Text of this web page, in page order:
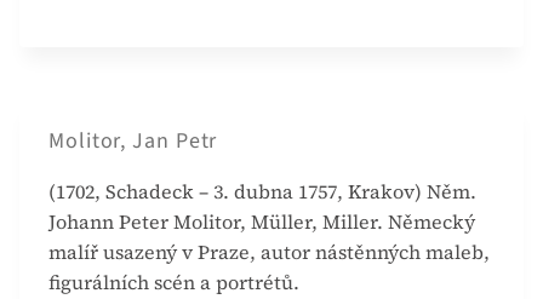
Molitor, Jan Petr
(1702, Schadeck – 3. dubna 1757, Krakov) Něm.
Johann Peter Molitor, Müller, Miller. Německý
malíř usazený v Praze, autor nástěnných maleb,
figurálních scén a portrétů.